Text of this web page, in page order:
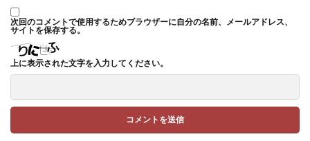
次回のコメントで使用するためブラウザーに自分の名前、メールアドレス、
サイトを保存する。
上に表示された文字を入力してください。